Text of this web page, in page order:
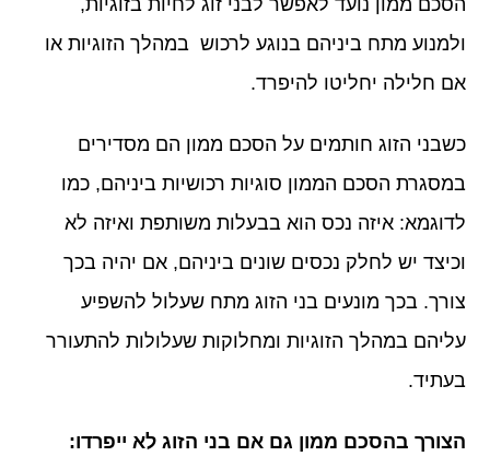
ולמנוע מתח ביניהם בנוגע לרכוש במהלך הזוגיות או
אם חלילה יחליטו להיפרד.
כשבני הזוג חותמים על הסכם ממון הם מסדירים
במסגרת הסכם הממון סוגיות רכושיות ביניהם, כמו
לדוגמא: איזה נכס הוא בבעלות משותפת ואיזה לא
וכיצד יש לחלק נכסים שונים ביניהם, אם יהיה בכך
צורך. בכך מונעים בני הזוג מתח שעלול להשפיע
עליהם במהלך הזוגיות ומחלוקות שעלולות להתעורר
בעתיד.
הצורך בהסכם ממון גם אם בני הזוג לא ייפרדו: